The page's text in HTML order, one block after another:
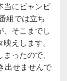
当にビャンビ
組では立ち
、そこまでし
えします。
ったので、
出せませんで